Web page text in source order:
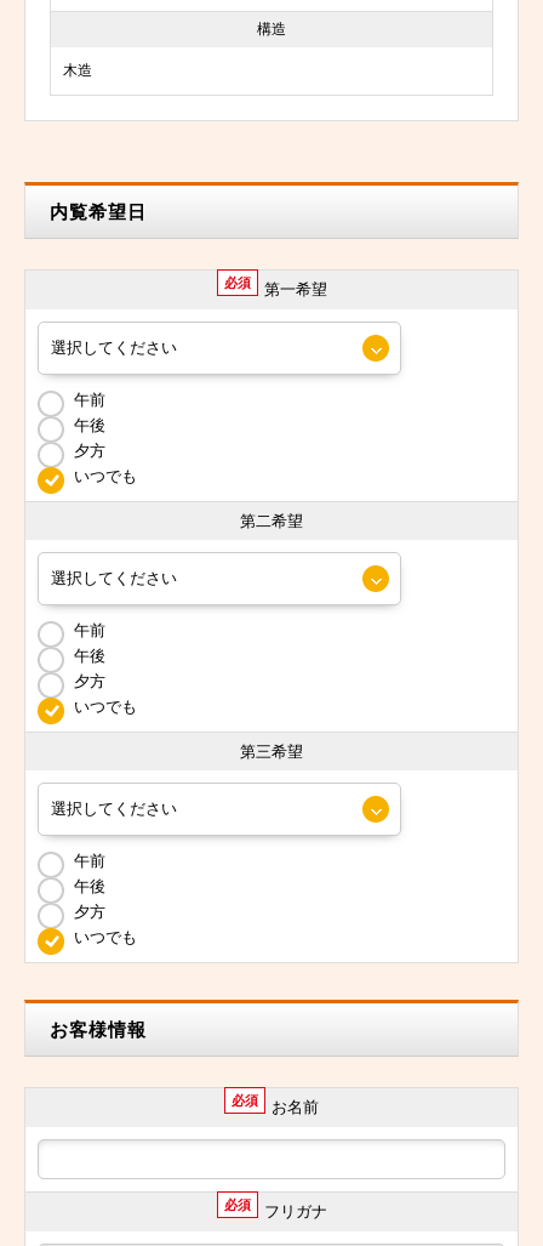
構造
木造
内覧希望日
必須 第一希望
午前
午後
夕方
いつでも
第二希望
午前
午後
夕方
いつでも
第三希望
午前
午後
夕方
いつでも
お客様情報
必須 お名前
必須 フリガナ